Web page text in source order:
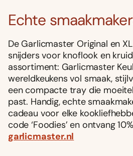
Echte
De Garlicmaster Original en
snijders voor knoflook en
assortiment: Garlicmaster
wereldkeukens vol smaak,
een compacte tray die
past. Handig, echte
cadeau voor elke
code ‘Foodies’ en ontvang
garlicmaster.nl